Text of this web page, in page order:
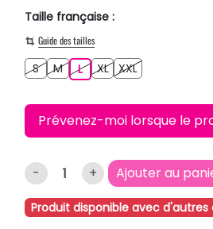
Taille française :
Guide des tailles
SS MM LL XLXLXXLXXL
Prévenez-moi lorsque le
- + Ajouter au
Produit disponible avec d'autres